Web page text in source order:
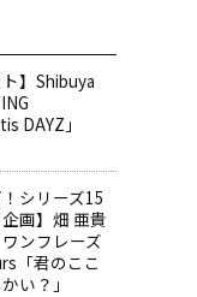
ト】Shibuya
DAYZ」
！シリーズ15
画】畑 亜貴
ンフレーズ
「君のここ
い？」